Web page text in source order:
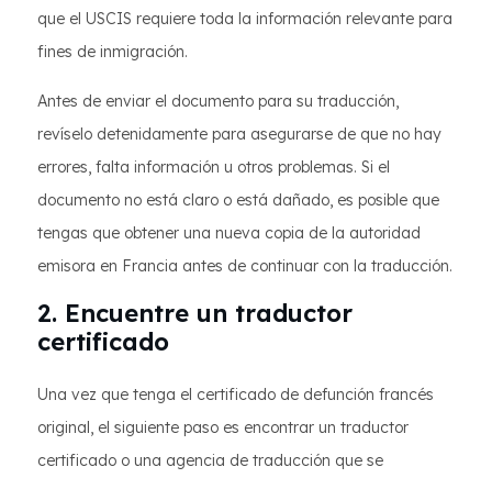
que el USCIS requiere toda la información relevante para
fines de inmigración.
Antes de enviar el documento para su traducción,
revíselo detenidamente para asegurarse de que no hay
errores, falta información u otros problemas. Si el
documento no está claro o está dañado, es posible que
tengas que obtener una nueva copia de la autoridad
emisora en Francia antes de continuar con la traducción.
2. Encuentre un traductor
certificado
Una vez que tenga el certificado de defunción francés
original, el siguiente paso es encontrar un traductor
certificado o una agencia de traducción que se